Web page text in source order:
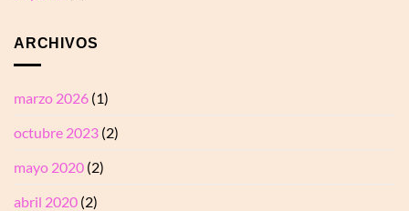
ARCHIVOS
marzo 2026 (1)
octubre 2023 (2)
mayo 2020 (2)
abril 2020 (2)